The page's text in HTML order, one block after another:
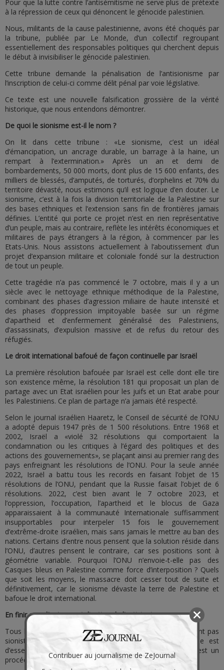
Pour que la lutte contre l’antisémitisme ne serve plus de prétexte
à la répression de ceux qui dénoncent le génocide palestinien.
Nous, militants de la cause palestinienne, avons été choqués par
la tribune, publiée par Le Monde, d’un collectif regroupant
essentiellement des responsables politiques qui cherchent depuis
le début à invisibiliser le génocide palestinien.
Cette tribune demande la pénalisation de l’antisionisme par
l’inscription de celui-ci comme délit pénal par voie législative.
Ce texte est une nouvelle falsification grossière de la vérité
historique, que nous entendons démontrer.
De quoi le sionisme est-il le nom ?
On lit dans cette tribune : «Le sionisme, c’est un idéal
d’émancipation, un ancrage durable, un barrage à la haine, un
rempart à l’extermination.» Après un an et demi de
bombardements, 50 000 morts, dont plus de 15 600 enfants, des
milliers de blessés, d’amputés, de torturés, d’orphelins et 70% du
territoire dévasté, nous estimons qu’il est logique d’en douter. Le
sionisme, c’est à la fois la division territoriale de la Palestine sur
des bases ethniques et l’extension sans fin de frontières jamais
définies. L’entité qui porte ce projet n’est en rien représentative
d’un peuple, mais au contraire, reflète les intérêts économiques et
militaires de pays étrangers à la région, à commencer par les
Etats-Unis. Nous assistons actuellement à l’aboutissement d’un
projet d’expansion militaire et coloniale fondé sur la destruction
de tout un peuple.
Cette tragédie n’a pas commencé le 7 octobre, mais il y a un
siècle avec le nettoyage ethnique méthodique de la Palestine,
combinant des phases d’agression miliaire de haute intensité et
des phases d’oppression impitoyable basée sur un régime
d’apartheid et d’enfermement généralisé des Palestiniens,
d’assassinats, d’expulsion massive et de refus du retour des
réfugiés.
Le droit international bafoué de façon continuelle par Israël
La première résolution bafouée par Israël est celle dont elle tire
son existence même, la résolution 181 qui proposait un plan de
partage avec un Etat israélien pour les juifs et un Etat arabe pour
les Palestiniens. Ce plan de partage n’a jamais été respecté.
Selon le journal israélien Haaretz, le Conseil de sécurité de l’ONU
a adopté depuis 1947 près de 1 500 résolutions. Entre 1968 et
2002, Israël a «violé 32 résolutions qui comportaient la
condamnation ou les critiques à l’égard des politiques et des
actions des gouvernements», se plaçant ainsi au premier rang des
pays enfreignant les résolutions de l’ONU. Pour la seule année
2022, Israël a battu tous les records en faisant l’objet de 15
résolutions de l’ONU, pendant que la Russie faisait l’objet de 6
résolutions. 2022, c’est bien avant le 7 octobre 2023, et
l’oppression, l’occupation, l’apartheid et le blocus de Gaza
apparaissaient à la communauté Internationale suffisamment
insupportables pour interpeler 15 fois le gouvernement
d’extrême-droite israélien, mais sans jamais le mettre au ban des
nations. Certains d’entre nous pensent que la solution réside dans
l’ONU, d’autres pensent le contraire, car ses positions sont à
géométrie variable. Pourquoi l’ONU n’envoie-t-elle pas des
Casques bleus en Palestine comme force d’interposition ? Quels
que soit les moyens, le massacre doit cesser tout de suite et
définitivement, car le sionisme dévaste la terre de Palestine et
bafoue le droit international.
En finir avec l’instrumentalisation de l’antisionisme
Tous les sionistes ne sont pas juifs et tous les juifs ne sont pas
sionistes : une des ambitions de cette sombre tribune est
d’essentialiser les juifs comme cibles de l’antisionisme. C’est un
procédé malhonnête, dangereux et… antisémite.
Contribuer au journalisme de ZeJournal